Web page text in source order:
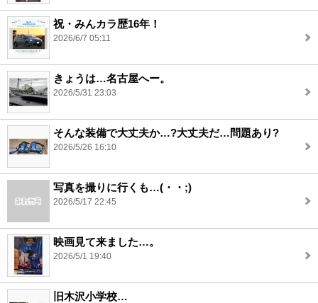
祝・みんカラ歴16年！
2026/6/7 05:11
きょうは…名古屋へー。
2026/5/31 23:03
そんな装備で大丈夫か…?大丈夫だ…問題あり?
2026/5/26 16:10
写真を撮りに行くも…(・・;)
2026/5/17 22:45
映画見て来ました…。
2026/5/1 19:40
旧木沢小学校…